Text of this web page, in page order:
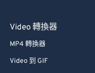
Video 轉換器
MP4 轉換器
Video 到 GIF